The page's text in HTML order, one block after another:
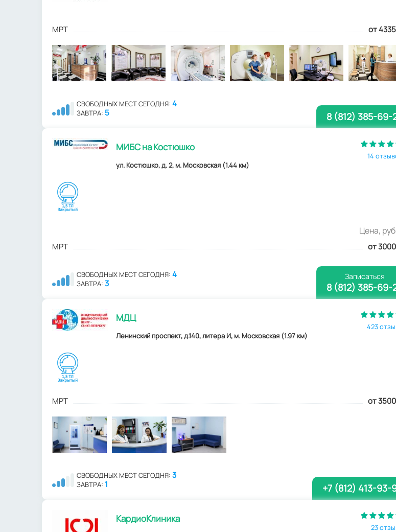
МРТ от 4335
СВОБОДНЫХ МЕСТ СЕГОДНЯ: 4
ЗАВТРА: 5 8 (812) 385-69-
МИБС на Костюшко
ул. Костюшко, д. 2, м. Московская (1.44 км)
14
Цена,
МРТ от 3000
СВОБОДНЫХ МЕСТ СЕГОДНЯ: 4
ЗАВТРА: 3
Записаться
8 (812) 385-69-
МДЦ
Ленинский проспект, д.140, литера И, м. Московская (1.97 км)
423
МРТ от 3500
СВОБОДНЫХ МЕСТ СЕГОДНЯ: 3
ЗАВТРА: 1 +7 (812) 413-93-
КардиоКлиника
23